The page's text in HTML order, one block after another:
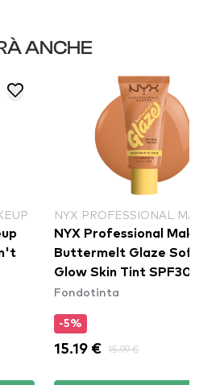
ANCHE
NYX PROFESSIONAL
NYX Professional
Buttermelt Glaze Soft
Glow Skin Tint SPF30
Cashew Butta
Fondotinta
-5%
15.19 € 15.99 €